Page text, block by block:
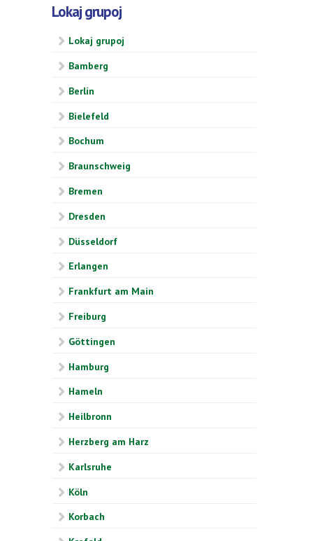
Lokaj grupoj
Lokaj grupoj
Bamberg
Berlin
Bielefeld
Bochum
Braunschweig
Bremen
Dresden
Düsseldorf
Erlangen
Frankfurt am Main
Freiburg
Göttingen
Hamburg
Hameln
Heilbronn
Herzberg am Harz
Karlsruhe
Köln
Korbach